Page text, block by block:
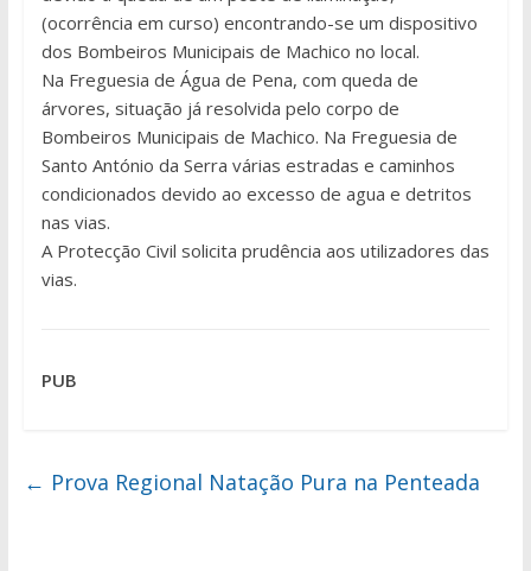
(ocorrência em curso) encontrando-se um dispositivo
dos Bombeiros Municipais de Machico no local.
Na Freguesia de Água de Pena, com queda de
árvores, situação já resolvida pelo corpo de
Bombeiros Municipais de Machico. Na Freguesia de
Santo António da Serra várias estradas e caminhos
condicionados devido ao excesso de agua e detritos
nas vias.
A Protecção Civil solicita prudência aos utilizadores das
vias.
PUB
← Prova Regional Natação Pura na Penteada